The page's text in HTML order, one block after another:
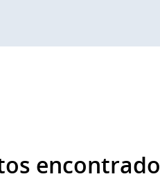
encontrado